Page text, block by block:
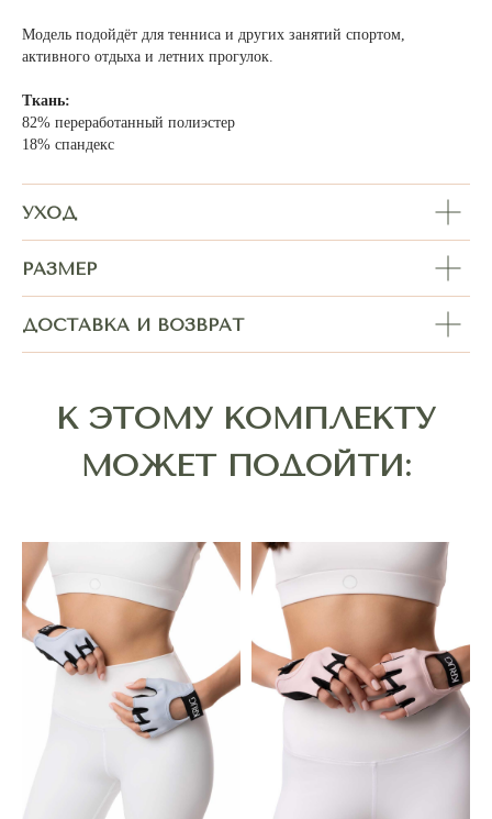
Модель подойдёт для тенниса и других занятий спортом,
активного отдыха и летних прогулок.
Ткань:
82% переработанный полиэстер
18% спандекс
УХОД
РАЗМЕР
ДОСТАВКА И ВОЗВРАТ
Доставка и оплата
Таблица размеров
Возврат товара
Информация